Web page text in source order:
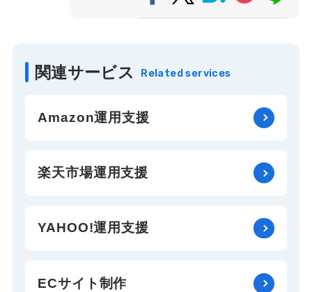
関連サービス Related services
Amazon運用支援
楽天市場運用支援
YAHOO!運用支援
ECサイト制作